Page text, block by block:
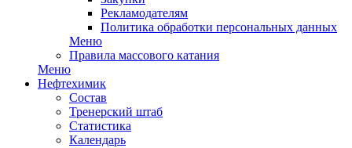
Рекламодателям
Политика обработки персональных данных
Меню
Правила массового катания
Меню
Нефтехимик
Состав
Тренерский штаб
Статистика
Календарь